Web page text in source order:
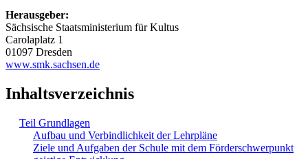
Herausgeber:
Sächsische Staatsministerium für Kultus
Carolaplatz 1
01097 Dresden
www.smk.sachsen.de
Inhaltsverzeichnis
Teil Grundlagen
Aufbau und Verbindlichkeit der Lehrpläne
Ziele und Aufgaben der Schule mit dem Förderschwerpunkt